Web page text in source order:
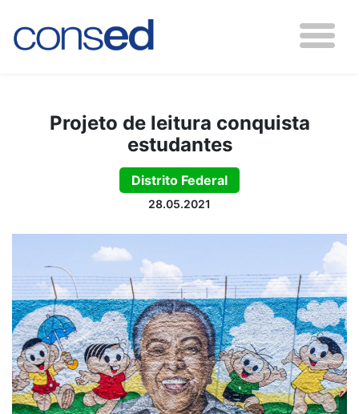
Projeto de leitura conquista
estudantes
Distrito Federal
28.05.2021